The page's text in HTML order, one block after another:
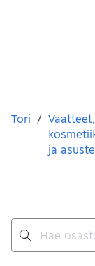
Olet tässä
Tori / Vaatteet,
ja